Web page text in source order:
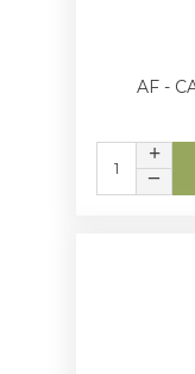
AF -